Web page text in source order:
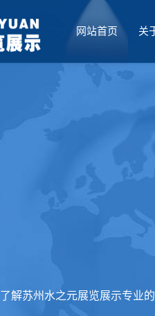
网站首页 关
了解苏州水之元展览展示专业